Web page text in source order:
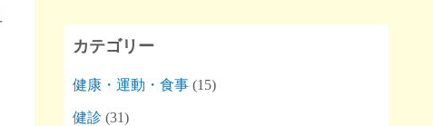
カテゴリー
健康・運動・食事 (15)
健診 (31)